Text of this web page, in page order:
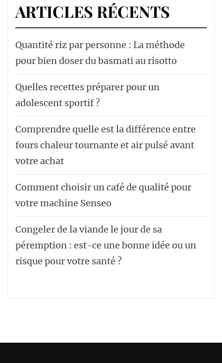
ARTICLES RÉCENTS
Quantité riz par personne : La méthode
pour bien doser du basmati au risotto
Quelles recettes préparer pour un
adolescent sportif ?
Comprendre quelle est la différence entre
fours chaleur tournante et air pulsé avant
votre achat
Comment choisir un café de qualité pour
votre machine Senseo
Congeler de la viande le jour de sa
péremption : est-ce une bonne idée ou un
risque pour votre santé ?